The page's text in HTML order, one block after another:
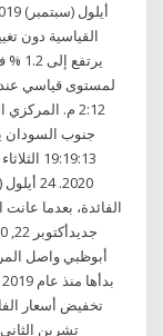
القياسية دون
2:12 م.
الفائدة، بعدما
أبوظبي واصل